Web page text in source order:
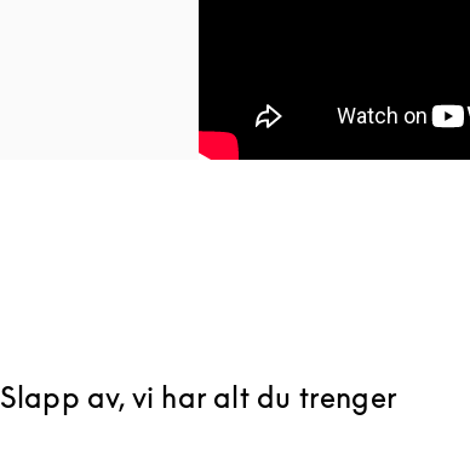
Slapp av, vi har alt du trenger